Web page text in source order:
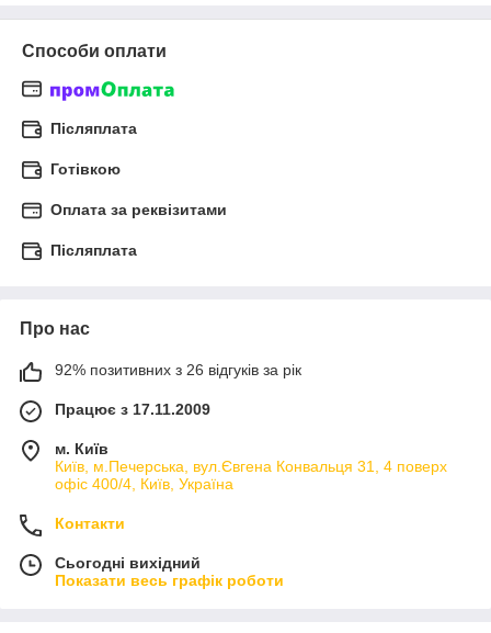
Способи оплати
Післяплата
Готівкою
Оплата за реквізитами
Післяплата
Про нас
92% позитивних з 26 відгуків за рік
Працює з 17.11.2009
м. Київ
Київ, м.Печерська, вул.Євгена Конвальця 31, 4 поверх
офіс 400/4, Київ, Україна
Контакти
Сьогодні вихідний
Показати весь графік роботи